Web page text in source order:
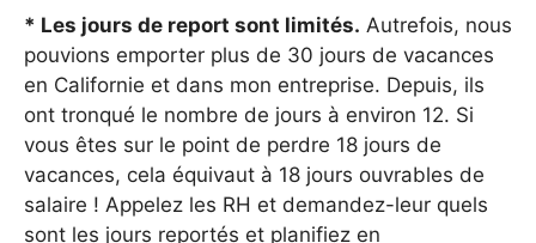
* Les jours de report sont limités. Autrefois, nous
pouvions emporter plus de 30 jours de vacances
en Californie et dans mon entreprise. Depuis, ils
ont tronqué le nombre de jours à environ 12. Si
vous êtes sur le point de perdre 18 jours de
vacances, cela équivaut à 18 jours ouvrables de
salaire ! Appelez les RH et demandez-leur quels
sont les jours reportés et planifiez en